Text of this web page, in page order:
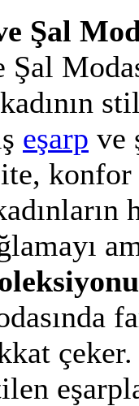
Şal
Şal
eşarp ve
konfor